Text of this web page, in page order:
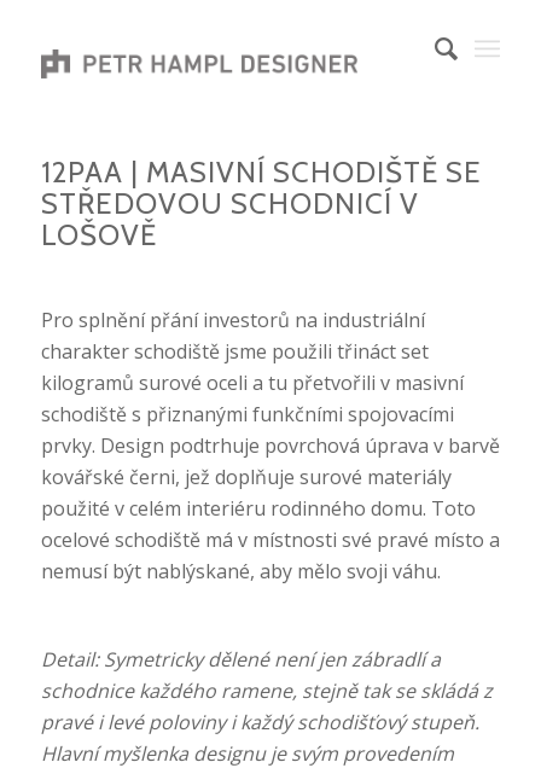
12PAA | MASIVNÍ SCHODIŠTĚ SE
STŘEDOVOU SCHODNICÍ V
LOŠOVĚ
Pro splnění přání investorů na industriální
charakter schodiště jsme použili třináct set
kilogramů surové oceli a tu přetvořili v masivní
schodiště s přiznanými funkčními spojovacími
prvky. Design podtrhuje povrchová úprava v barvě
kovářské černi, jež doplňuje surové materiály
použité v celém interiéru rodinného domu. Toto
ocelové schodiště má v místnosti své pravé místo a
nemusí být nablýskané, aby mělo svoji váhu.
Detail: Symetricky dělené není jen zábradlí a
schodnice každého ramene, stejně tak se skládá z
pravé i levé poloviny i každý schodišťový stupeň.
Hlavní myšlenka designu je svým provedením